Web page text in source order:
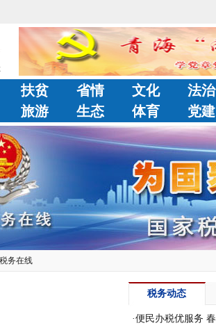
扶贫 省情 文化 法治
旅游 生态 体育 党建
务在线
税务动态
·便民办税优服务